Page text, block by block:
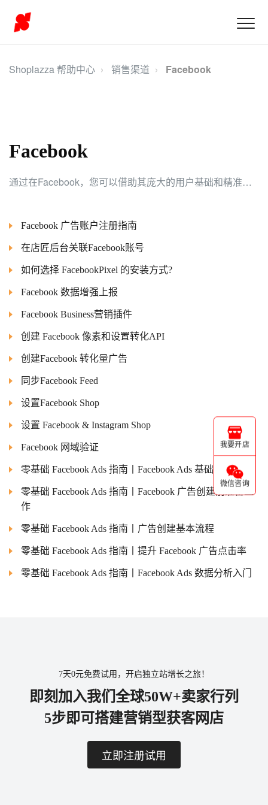
Shoplazza 帮助中心 销售渠道 Facebook
Facebook
通过在Facebook，您可以借助其庞大的用户基础和精准的目标受众定位，以及多样化的广告形式和社交互动效应，提高品牌曝光度、吸引潜在客户，并通过数据分析和优化工具实现更高的广告效果和投资回报率。
Facebook 广告账户注册指南
在店匠后台关联Facebook账号
如何选择 FacebookPixel 的安装方式?
Facebook 数据增强上报
Facebook Business营销插件
创建 Facebook 像素和设置转化API
创建Facebook 转化量广告
同步Facebook Feed
设置Facebook Shop
设置 Facebook & Instagram Shop
Facebook 网域验证
零基础 Facebook Ads 指南丨Facebook Ads 基础介绍
零基础 Facebook Ads 指南丨Facebook 广告创建前准备工
作
零基础 Facebook Ads 指南丨广告创建基本流程
零基础 Facebook Ads 指南丨提升 Facebook 广告点击率
零基础 Facebook Ads 指南丨Facebook Ads 数据分析入门
我要开店
微信咨询
7天0元免费试用，开启独立站增长之旅！
即刻加入我们全球50W+卖家行列
5步即可搭建营销型获客网店
立即注册试用